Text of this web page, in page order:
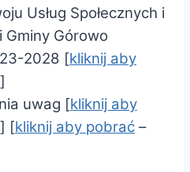
Usług Społecznych i
Górowo
2028 [kliknij aby
uwag [kliknij aby
[kliknij aby pobrać –